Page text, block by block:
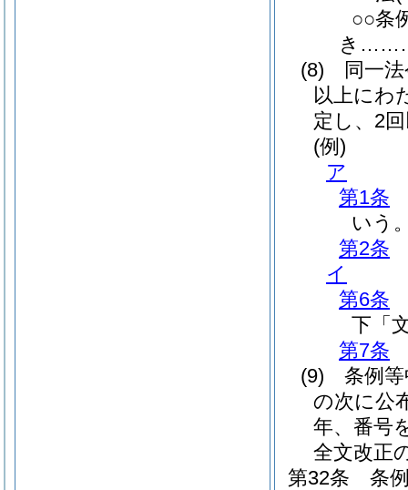
○○条
き
(8)
同一
以上にわ
定し、2
(例)
ア
第1条
いう
第2条
イ
第6条
下「
第7条
(9)
条例
の次に公
年、番号
全文改正
第32条
条